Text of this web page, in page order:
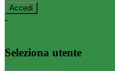
-
Seleziona utente